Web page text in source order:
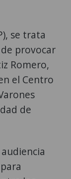
se trata
provocar
Romero,
el Centro
de